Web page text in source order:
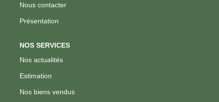
Nous contacter
Présentation
NOS SERVICES
Nos actualités
Estimation
Nos biens vendus